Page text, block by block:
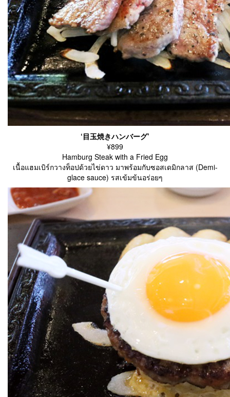
‘目玉焼きハンバーグ’
¥899
Hamburg Steak with a Fried Egg
เนื้อแฮมเบิร์กวางท็อปด้วยไข่ดาว มาพร้อมกับซอสเดมิกลาส (Demi-
glace sauce) รสเข้มข้นอร่อยๆ